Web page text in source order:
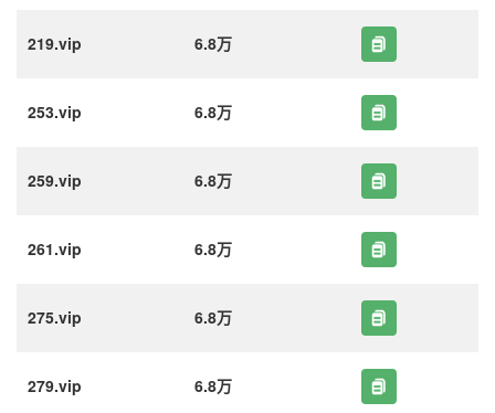
219.vip 6.8万
253.vip 6.8万
259.vip 6.8万
261.vip 6.8万
275.vip 6.8万
279.vip 6.8万